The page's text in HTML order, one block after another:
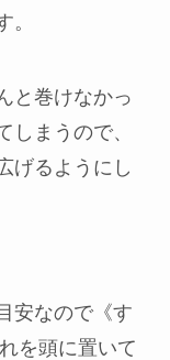
。
と巻けなかっ
しまうので、
げるようにし
安なので《す
を頭に置いて